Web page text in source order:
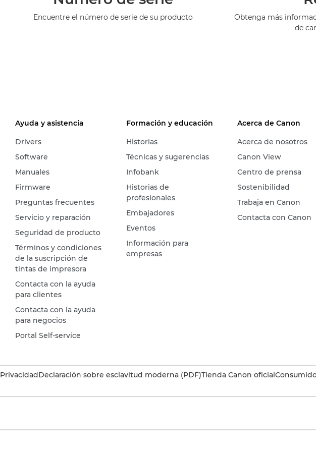
Encuentre el número de serie de su producto
Obtenga más
de
Ayuda y asistencia
Drivers
Software
Manuales
Firmware
Preguntas frecuentes
Servicio y reparación
Seguridad de producto
Términos y condiciones
de la suscripción de
tintas de impresora
Contacta con la ayuda
para clientes
Contacta con la ayuda
para negocios
Portal Self-service
Formación y educación
Historias
Técnicas y sugerencias
Infobank
Historias de
profesionales
Embajadores
Eventos
Información para
empresas
Acerca de Canon
Acerca de nosotros
Canon View
Centro de prensa
Sostenibilidad
Trabaja en Canon
Contacta con Canon
PrivacidadDeclaración sobre esclavitud moderna (PDF)Tienda Canon oficial